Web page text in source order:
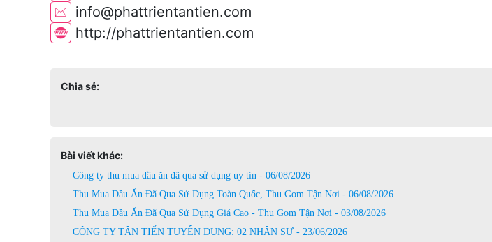
info@phattrientantien.com
http://phattrientantien.com
Chia sẻ:
Bài viết khác:
Công ty thu mua dầu ăn đã qua sử dụng uy tín - 06/08/2026
Thu Mua Dầu Ăn Đã Qua Sử Dụng Toàn Quốc, Thu Gom Tận Nơi - 06/08/2026
Thu Mua Dầu Ăn Đã Qua Sử Dụng Giá Cao - Thu Gom Tận Nơi - 03/08/2026
CÔNG TY TÂN TIẾN TUYỂN DỤNG: 02 NHÂN SỰ - 23/06/2026